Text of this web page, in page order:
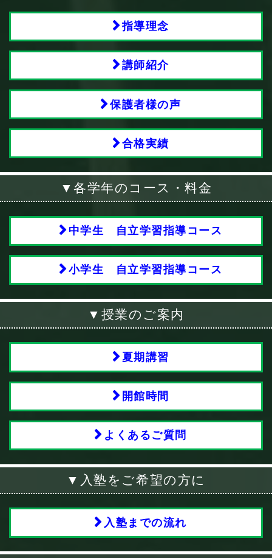
指導理念
講師紹介
保護者様の声
合格実績
▼各学年のコース・料金
中学生 自立学習指導コース
小学生 自立学習指導コース
▼授業のご案内
夏期講習
開館時間
よくあるご質問
▼入塾をご希望の方に
入塾までの流れ